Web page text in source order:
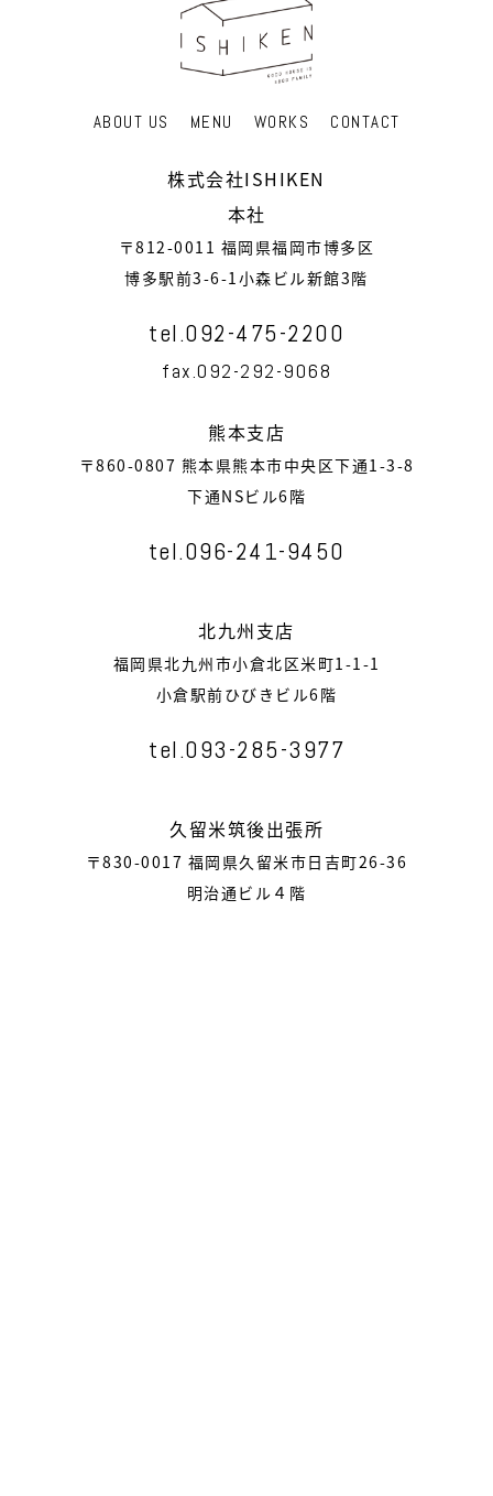
ABOUT US MENU WORKS CONTACT
株式会社ISHIKEN
本社
〒812-0011 福岡県福岡市博多区
博多駅前3-6-1小森ビル新館3階
tel.092-475-2200
fax.092-292-9068
熊本支店
〒860-0807 熊本県熊本市中央区下通1-3-8
下通NSビル6階
tel.096-241-9450
北九州支店
福岡県北九州市小倉北区米町1-1-1
小倉駅前ひびきビル6階
tel.093-285-3977
久留米筑後出張所
〒830-0017 福岡県久留米市日吉町26-36
明治通ビル４階